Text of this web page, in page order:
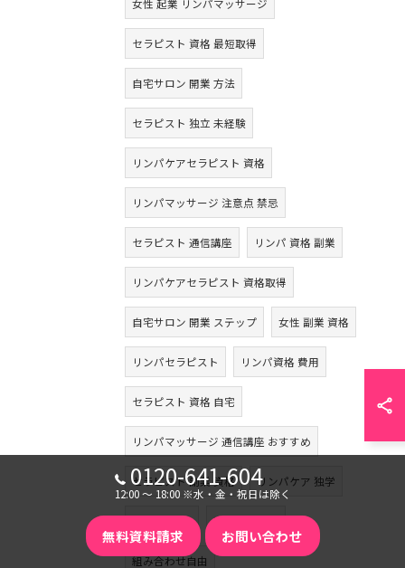
女性 起業 リンパマッサージ
セラピスト 資格 最短取得
自宅サロン 開業 方法
セラピスト 独立 未経験
リンパケアセラピスト 資格
リンパマッサージ 注意点 禁忌
セラピスト 通信講座 リンパ 資格 副業
リンパケアセラピスト 資格取得
自宅サロン 開業 ステップ 女性 副業 資格
リンパセラピスト リンパ資格 費用
セラピスト 資格 自宅
リンパマッサージ 通信講座 おすすめ
セラピスト 副業 資格 リンパケア 独学
2講座セット 選べるセット
組み合わせ自由
0120-641-604
12:00 〜 18:00 ※水・金・祝日は除く
無料資料請求 お問い合わせ